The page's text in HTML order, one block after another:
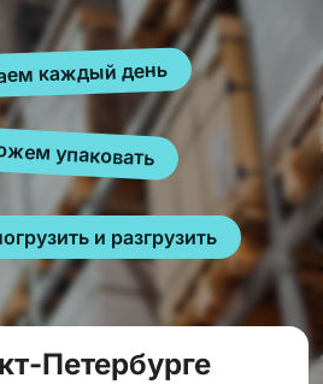
каждый день
упаковать
и разгрузить
Петербурге